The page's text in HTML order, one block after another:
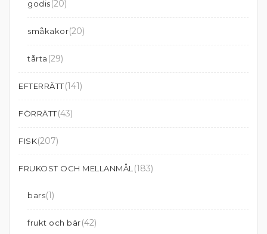
godis(20)
småkakor(20)
tårta (29)
EFTERRÄTT(141)
FÖRRÄTT(43)
FISK(207)
FRUKOST OCH MELLANMÅL (183)
bars(1)
frukt och bär(42)